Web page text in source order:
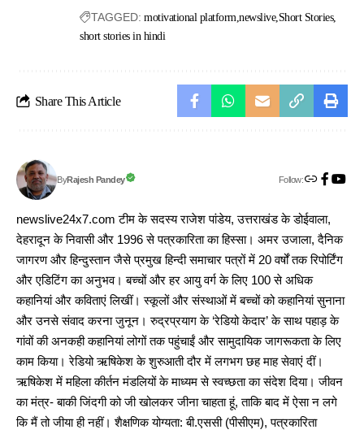
TAGGED: motivational platform newslive Short Stories
short stories in hindi
Share This Article
ByRajesh Pandey Follow:
newslive24x7.com टीम के सदस्य राजेश पांडेय, उत्तराखंड के डोईवाला,
देहरादून के निवासी और 1996 से पत्रकारिता का हिस्सा। अमर उजाला, दैनिक
जागरण और हिन्दुस्तान जैसे प्रमुख हिन्दी समाचार पत्रों में 20 वर्षों तक रिपोर्टिंग
और एडिटिंग का अनुभव। बच्चों और हर आयु वर्ग के लिए 100 से अधिक
कहानियां और कविताएं लिखीं। स्कूलों और संस्थाओं में बच्चों को कहानियां सुनाना
और उनसे संवाद करना जुनून। रुद्रप्रयाग के ‘रेडियो केदार’ के साथ पहाड़ के
गांवों की अनकही कहानियां लोगों तक पहुंचाईं और सामुदायिक जागरूकता के लिए
काम किया। रेडियो ऋषिकेश के शुरुआती दौर में लगभग छह माह सेवाएं दीं।
ऋषिकेश में महिला कीर्तन मंडलियों के माध्यम से स्वच्छता का संदेश दिया। जीवन
का मंत्र- बाकी जिंदगी को जी खोलकर जीना चाहता हूं, ताकि बाद में ऐसा न लगे
कि मैं तो जीया ही नहीं। शैक्षणिक योग्यता: बी.एससी (पीसीएम), पत्रकारिता